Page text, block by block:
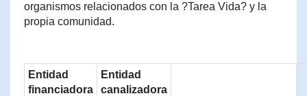
organismos relacionados con la ?Tarea Vida? y la
propia comunidad.
Entidad
financiadora
Entidad
canalizadora